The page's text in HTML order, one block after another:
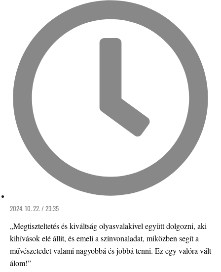
2024. 10. 22. / 23:35
„Megtiszteltetés és kiváltság olyasvalakivel együtt dolgozni, aki
kihívások elé állít, és emeli a színvonaladat, miközben segít a
művészetedet valami nagyobbá és jobbá tenni. Ez egy valóra vált
álom!”